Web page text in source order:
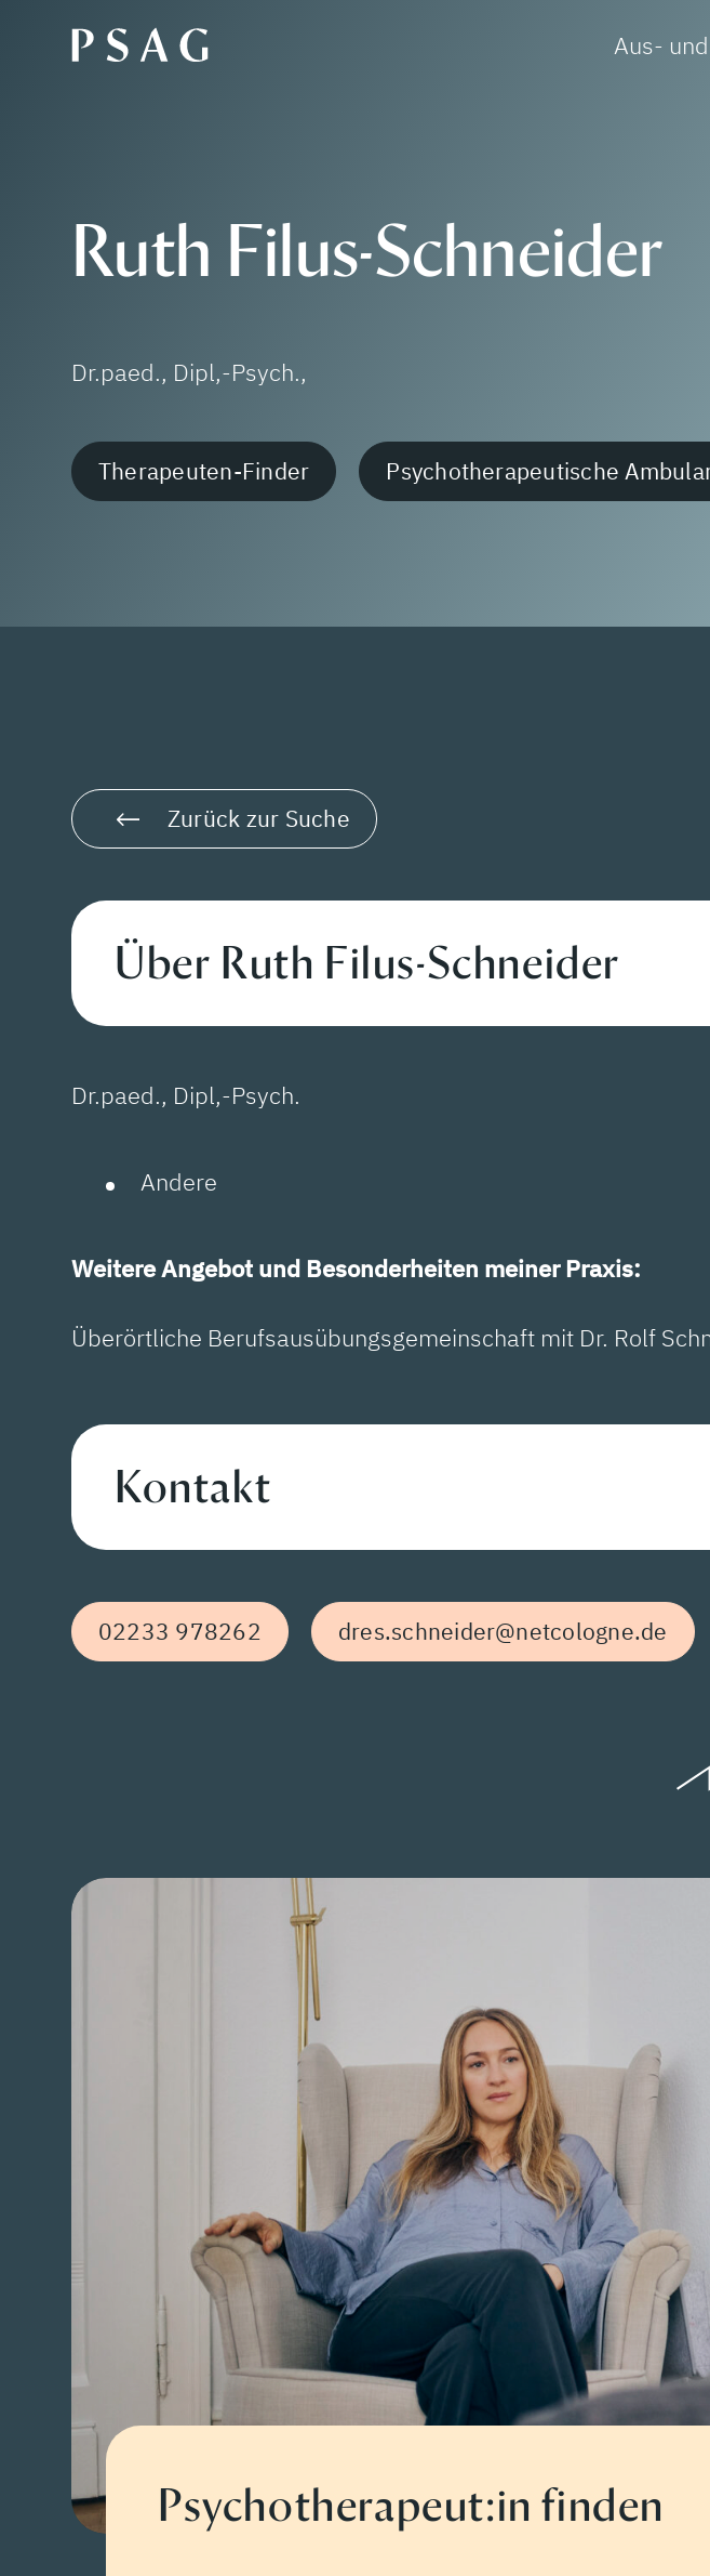
Aus-
Ruth Filus-Schneider
Dr.paed., Dipl,-Psych.,
Therapeuten-Finder Psychotherapeutische
Zurück zur Suche
Über Ruth Filus-Schneider
Dr.paed., Dipl,-Psych.
Andere
Weitere Angebot und Besonderheiten meiner Praxis:
Überörtliche Berufsausübungsgemeinschaft mit Dr. Rolf
Kontakt
02233 978262 dres.schneider@netcologne.de
Psychotherapeut:in finden